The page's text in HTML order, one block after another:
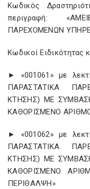
Κωδικός
περιγραφή:
ΠΑΡΕΧΟΜΕΝΩΝ
Κωδικοί Ειδικότητας
► «001061» με
ΠΑΡΑΣΤΑΤΙΚΑ
ΚΤΗΣΗΣ) ΜΕ
ΚΑΘΟΡΙΣΜΕΝΟ
► «001062» με
ΠΑΡΑΣΤΑΤΙΚΑ
ΚΤΗΣΗΣ) ΜΕ
ΚΑΘΟΡΙΣΜΕΝΟ
ΠΕΡΙΘΑΛΨΗ»